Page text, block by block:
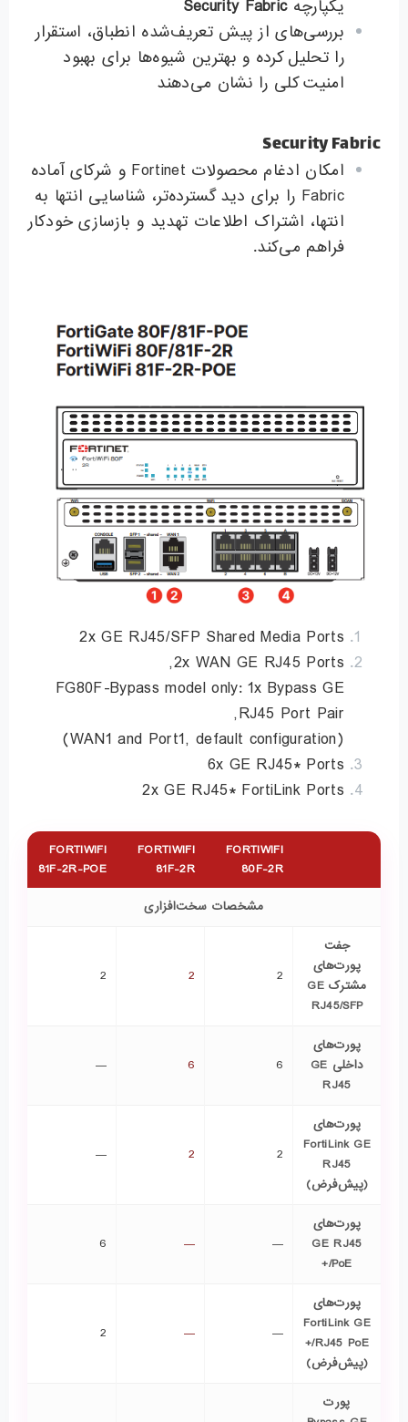
یکپارچهSecurity Fabric
بررسی‌های از پیش تعریف‌شده انطباق، استقرار
را تحلیل کرده و بهترین شیوه‌ها برای بهبود
امنیت کلی را نشان می‌دهند
Security Fabric
امکان ادغام محصولات Fortinet و شرکای آماده
Fabric را برای دید گسترده‌تر، شناسایی انتها به
انتها، اشتراک اطلاعات تهدید و بازسازی خودکار
فراهم می‌کند.
2x GE RJ45/SFP Shared Media Ports
2x WAN GE RJ45 Ports,
FG80F-Bypass model only: 1x Bypass GE
RJ45 Port Pair,
(WAN1 and Port1, default configuration)
6x GE RJ45* Ports
2x GE RJ45* FortiLink Ports
FORTIWIFI
80F-2R
FORTIWIFI
81F-2R
FORTIWIFI
81F-2R-POE
مشخصات سخت‌افزاری
جفت
پورت‌های
مشترک GE
RJ45/SFP
2
2
2
پورت‌های
داخلی GE
RJ45
6
6
—
پورت‌های
FortiLink GE
RJ45
(پیش‌فرض)
2
2
—
پورت‌های
GE RJ45
PoE/+
—
—
6
پورت‌های
FortiLink GE
RJ45 PoE/+
(پیش‌فرض)
—
—
2
پورت